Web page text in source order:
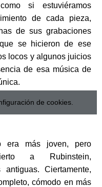
si estuviéramos
de cada pieza,
de sus grabaciones
se hicieron de ese
locos y algunos juicios
de esa música de
de cookies.
era más joven, pero
a Rubinstein,
Ciertamente,
cómodo en más